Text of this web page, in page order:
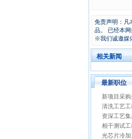
免责声明：凡
品。 已经本
※我们诚邀媒
相关新闻